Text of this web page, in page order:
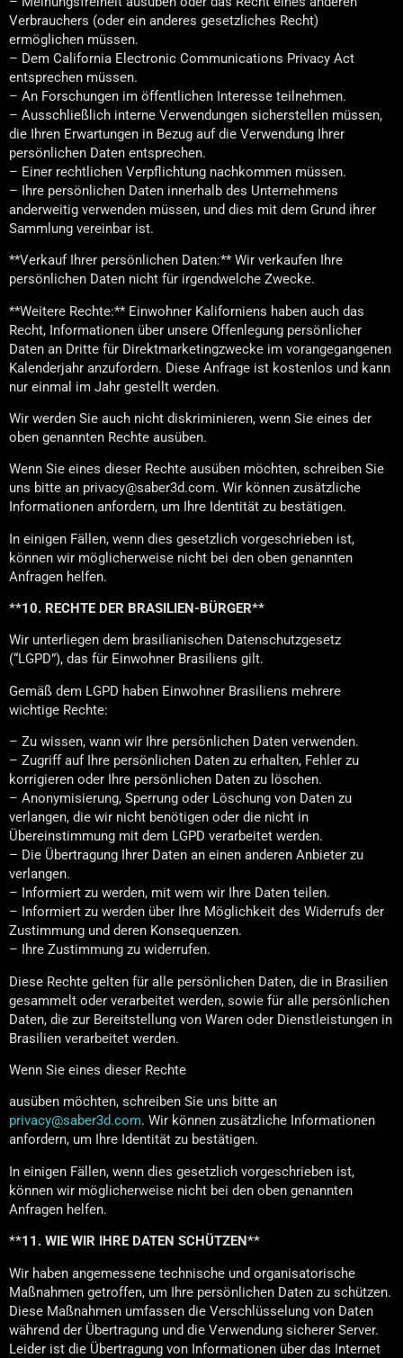
Verbrauchers (oder ein anderes gesetzliches Recht)
ermöglichen müssen.
– Dem California Electronic Communications Privacy Act
entsprechen müssen.
– An Forschungen im öffentlichen Interesse teilnehmen.
– Ausschließlich interne Verwendungen sicherstellen müssen,
die Ihren Erwartungen in Bezug auf die Verwendung Ihrer
persönlichen Daten entsprechen.
– Einer rechtlichen Verpflichtung nachkommen müssen.
– Ihre persönlichen Daten innerhalb des Unternehmens
anderweitig verwenden müssen, und dies mit dem Grund ihrer
Sammlung vereinbar ist.
**Verkauf Ihrer persönlichen Daten:** Wir verkaufen Ihre
persönlichen Daten nicht für irgendwelche Zwecke.
**Weitere Rechte:** Einwohner Kaliforniens haben auch das
Recht, Informationen über unsere Offenlegung persönlicher
Daten an Dritte für Direktmarketingzwecke im vorangegangenen
Kalenderjahr anzufordern. Diese Anfrage ist kostenlos und kann
nur einmal im Jahr gestellt werden.
Wir werden Sie auch nicht diskriminieren, wenn Sie eines der
oben genannten Rechte ausüben.
Wenn Sie eines dieser Rechte ausüben möchten, schreiben Sie
uns bitte an privacy@saber3d.com. Wir können zusätzliche
Informationen anfordern, um Ihre Identität zu bestätigen.
In einigen Fällen, wenn dies gesetzlich vorgeschrieben ist,
können wir möglicherweise nicht bei den oben genannten
Anfragen helfen.
**10. RECHTE DER BRASILIEN-BÜRGER**
Wir unterliegen dem brasilianischen Datenschutzgesetz
(“LGPD”), das für Einwohner Brasiliens gilt.
Gemäß dem LGPD haben Einwohner Brasiliens mehrere
wichtige Rechte:
– Zu wissen, wann wir Ihre persönlichen Daten verwenden.
– Zugriff auf Ihre persönlichen Daten zu erhalten, Fehler zu
korrigieren oder Ihre persönlichen Daten zu löschen.
– Anonymisierung, Sperrung oder Löschung von Daten zu
verlangen, die wir nicht benötigen oder die nicht in
Übereinstimmung mit dem LGPD verarbeitet werden.
– Die Übertragung Ihrer Daten an einen anderen Anbieter zu
verlangen.
– Informiert zu werden, mit wem wir Ihre Daten teilen.
– Informiert zu werden über Ihre Möglichkeit des Widerrufs der
Zustimmung und deren Konsequenzen.
– Ihre Zustimmung zu widerrufen.
Diese Rechte gelten für alle persönlichen Daten, die in Brasilien
gesammelt oder verarbeitet werden, sowie für alle persönlichen
Daten, die zur Bereitstellung von Waren oder Dienstleistungen in
Brasilien verarbeitet werden.
Wenn Sie eines dieser Rechte
ausüben möchten, schreiben Sie uns bitte an
privacy@saber3d.com. Wir können zusätzliche Informationen
anfordern, um Ihre Identität zu bestätigen.
In einigen Fällen, wenn dies gesetzlich vorgeschrieben ist,
können wir möglicherweise nicht bei den oben genannten
Anfragen helfen.
**11. WIE WIR IHRE DATEN SCHÜTZEN**
Wir haben angemessene technische und organisatorische
Maßnahmen getroffen, um Ihre persönlichen Daten zu schützen.
Diese Maßnahmen umfassen die Verschlüsselung von Daten
während der Übertragung und die Verwendung sicherer Server.
Leider ist die Übertragung von Informationen über das Internet